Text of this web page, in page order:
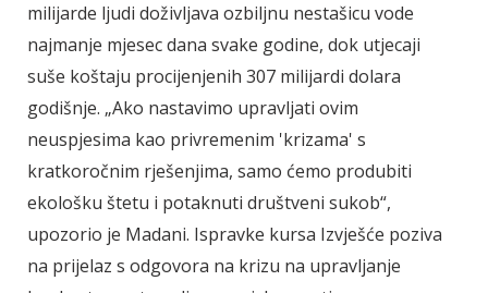
milijarde ljudi doživljava ozbiljnu nestašicu vode
najmanje mjesec dana svake godine, dok utjecaji
suše koštaju procijenjenih 307 milijardi dolara
godišnje. „Ako nastavimo upravljati ovim
neuspjesima kao privremenim 'krizama' s
kratkoročnim rješenjima, samo ćemo produbiti
ekološku štetu i potaknuti društveni sukob“,
upozorio je Madani. Ispravke kursa Izvješće poziva
na prijelaz s odgovora na krizu na upravljanje